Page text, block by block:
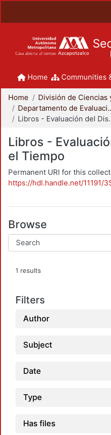
Home Communities
Home
Departamento de
Libros -
Libros -
el Tiempo
Permanent URI for this
https://hdl.handle.net/11191/
Browse
1 results
Filters
Author
Subject
Date
Type
Has files